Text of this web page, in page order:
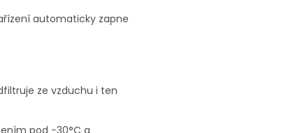
automaticky zapne
ze vzduchu i ten
pod −30°C a